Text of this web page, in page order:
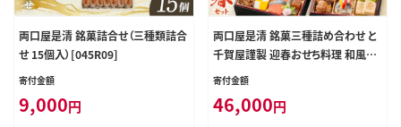
両口屋是清 銘菓詰合せ（三種類詰合
せ 15個入）[045R09]
寄付金額
9,000円
両口屋是清 銘菓三種詰め合わせ と
千賀屋謹製 迎春おせち料理 和風三
段重「おもいやり」セット[035S05-C]
寄付金額
46,000円